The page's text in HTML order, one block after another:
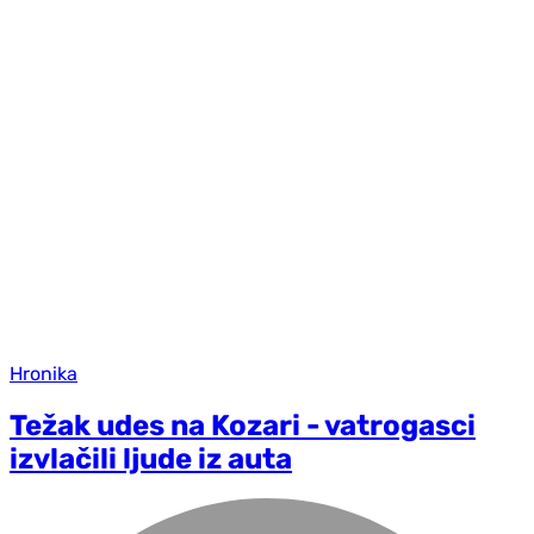
Hronika
Težak udes na Kozari - vatrogasci
izvlačili ljude iz auta